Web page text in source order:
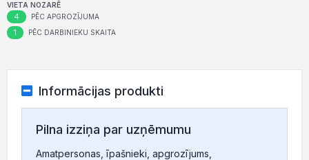
VIETA NOZARĒ
4 PĒC APGROZĪJUMA
1 PĒC DARBINIEKU SKAITA
Informācijas produkti
Pilna izziņa par uzņēmumu
Amatpersonas, īpašnieki, apgrozījums,